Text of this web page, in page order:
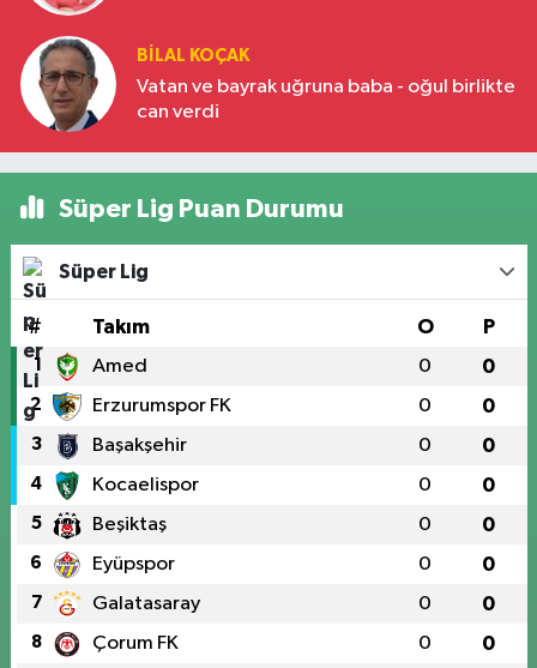
BILAL KOÇAK
Vatan ve bayrak uğruna baba - oğul birlikte
can verdi
Süper Lig Puan Durumu
Süper Lig
# Takım O P
1 Amed 0 0
2 Erzurumspor FK 0 0
3 Başakşehir 0 0
4 Kocaelispor 0 0
5 Beşiktaş 0 0
6 Eyüpspor 0 0
7 Galatasaray 0 0
8 Çorum FK 0 0